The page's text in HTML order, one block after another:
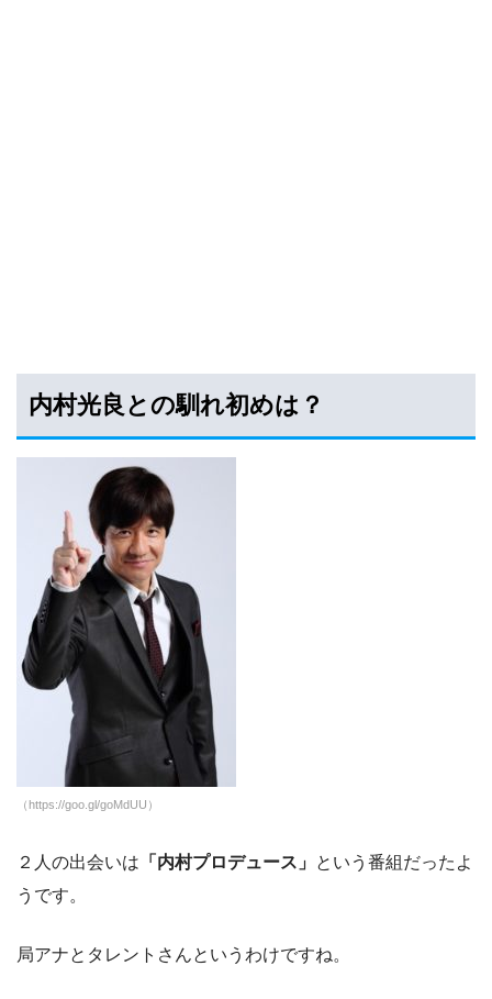
内村光良との馴れ初めは？
（https://goo.gl/goMdUU）
２人の出会いは 「内村プロデュース」 という番組だったよ
うです。
局アナとタレントさんというわけですね。